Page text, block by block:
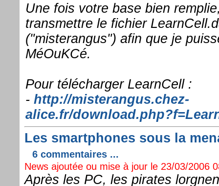
Une fois votre base bien
transmettre le fichier
("misterangus") afin que je
MéOuKCé.
Pour télécharger LearnCell :
- http://misterangus.chez-
alice.fr/
Les smartphones sous la
6 commentaires ...
News ajoutée ou mise à jour le 23/03/2006
Après les PC, les pirates